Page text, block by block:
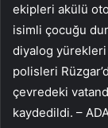
ekipleri akülü
isimli çocuğu
diyalog yürekleri
polisleri
çevredeki
kaydedildi. –